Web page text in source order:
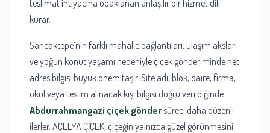
teslimat ihtiyacına odaklanan anlaşılır bir hizmet dili
kurar.
Sancaktepe’nin farklı mahalle bağlantıları, ulaşım aksları
ve yoğun konut yaşamı nedeniyle çiçek gönderiminde net
adres bilgisi büyük önem taşır. Site adı, blok, daire, firma,
okul veya teslim alınacak kişi bilgisi doğru verildiğinde
Abdurrahmangazi çiçek göndersüreci daha düzenli
ilerler. AÇELYA ÇİÇEK, çiçeğin yalnızca güzel görünmesini